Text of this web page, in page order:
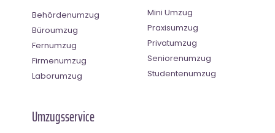
Behördenumzug
Büroumzug
Fernumzug
Firmenumzug
Laborumzug
Mini Umzug
Praxisumzug
Privatumzug
Seniorenumzug
Studentenumzug
Umzugsservice